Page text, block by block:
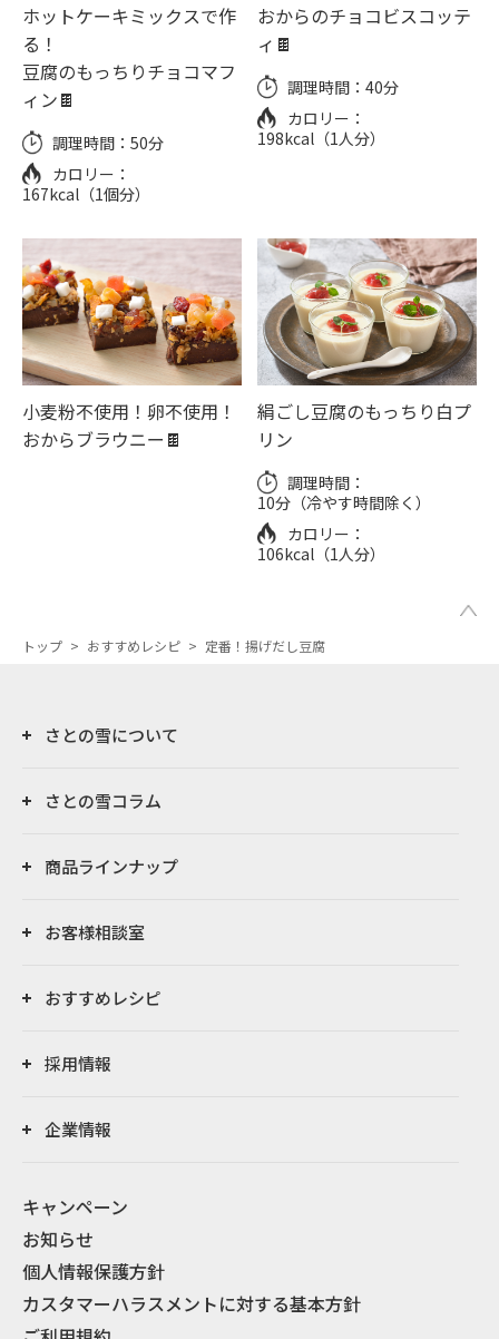
ホットケーキミックスで作
る！
豆腐のもっちりチョコマフ
ィン🍫
調理時間： 50分
カロリー：
167kcal（1個分）
おからのチョコビスコッテ
ィ🍫
調理時間： 40分
カロリー：
198kcal（1人分）
小麦粉不使用！卵不使用！
おからブラウニー🍫
絹ごし豆腐のもっちり白プ
リン
調理時間：
10分（冷やす時間除く）
カロリー：
106kcal（1人分）
トップ > おすすめレシピ > 定番！揚げだし豆腐
さとの雪について
さとの雪コラム
商品ラインナップ
お客様相談室
おすすめレシピ
採用情報
企業情報
キャンペーン
お知らせ
個人情報保護方針
カスタマーハラスメントに対する基本方針